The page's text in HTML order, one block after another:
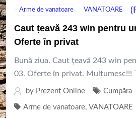
Arme de vanatoare VANATOARE
Caut țeavă 243 win pentru
Oferte în privat
Bună ziua. Caut țeavă 243 win
03. Oferte în privat.
by Prezent Online Cumpăra
Arme de vanatoare, VANATOARE